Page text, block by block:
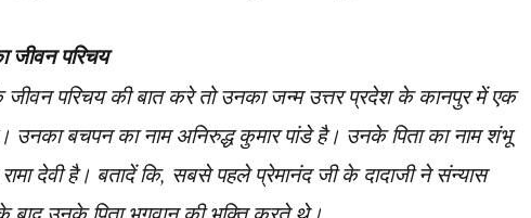
जीवन परिचय
जीवन परिचय की बात करे तो उनका जन्म उत्तर प्रदेश के कानपुर में एक
उनका बचपन का नाम अनिरुद्ध कुमार पांडे है। उनके पिता का नाम शंभू
देवी है। बतादें कि, सबसे पहले प्रेमानंद जी के दादाजी ने संन्यास